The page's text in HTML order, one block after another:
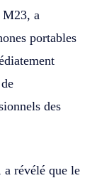
M23, a
portables
des
révélé que le